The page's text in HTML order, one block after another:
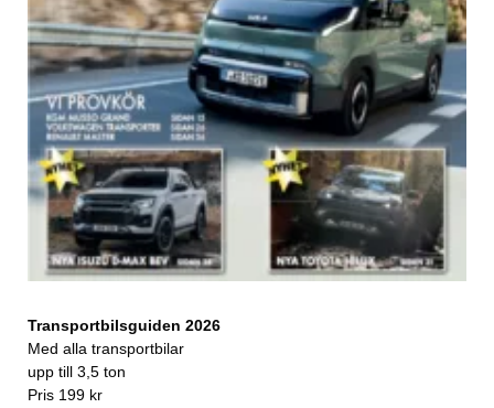
Transportbilsguiden 2026
Med alla transportbilar
upp till 3,5 ton
Pris 199 kr